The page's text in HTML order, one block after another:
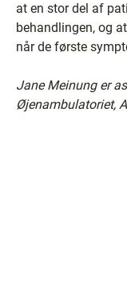
at en stor del af
behandlingen, og
når de første
Jane Meinung er
Øjenambulatoriet,